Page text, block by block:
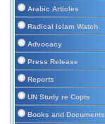
Arabic Articles
Radical Islam Watch
Advocacy
Press Release
Reports
UN Study re Copts
Books and Documents